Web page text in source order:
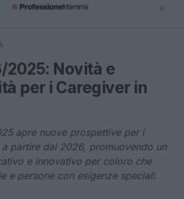
⌕
2025: Novità e
per i Caregiver in
apre nuove prospettive per i
partire dal 2026, promuovendo un
e innovativo per coloro che
e persone con esigenze speciali.